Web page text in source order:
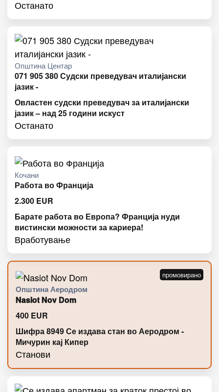
Останато
Општина Центар
071 905 380 Судски преведувач италијански
јазик -
Овластен судски преведувач за италијански
јазик – над 25 години искуст
Останато
Кочани
Работа во Франција
2.300 EUR
Барате работа во Европа? Франција нуди
вистински можности за кариера!
Вработување
Општина Аеродром
Nasiot Nov Dom
400 EUR
Шифра 8949 Се издава стан во Аеродром -
Мичурин кај Кипер
Станови